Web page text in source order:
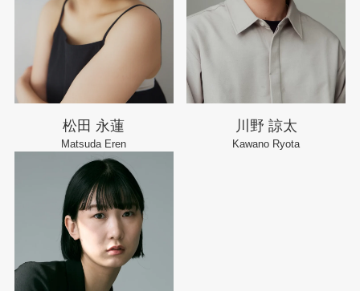
松田 永蓮
Matsuda Eren
川野 諒太
Kawano Ryota